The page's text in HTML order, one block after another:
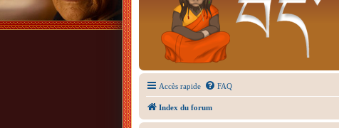
Accès rapide FAQ
Index du forum